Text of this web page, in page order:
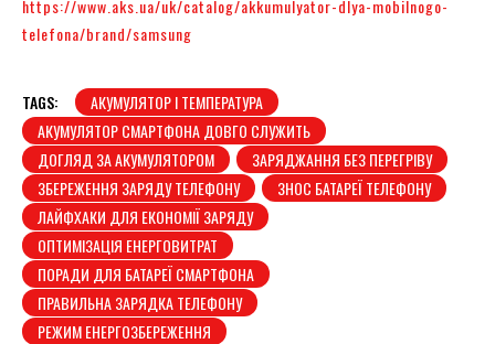
https://www.aks.ua/uk/catalog/akkumulyator-dlya-mobilnogo-
telefona/brand/samsung
TAGS:
АКУМУЛЯТОР І ТЕМПЕРАТУРА
АКУМУЛЯТОР СМАРТФОНА ДОВГО СЛУЖИТЬ
ДОГЛЯД ЗА АКУМУЛЯТОРОМ
ЗАРЯДЖАННЯ БЕЗ ПЕРЕГРІВУ
ЗБЕРЕЖЕННЯ ЗАРЯДУ ТЕЛЕФОНУ
ЗНОС БАТАРЕЇ ТЕЛЕФОНУ
ЛАЙФХАКИ ДЛЯ ЕКОНОМІЇ ЗАРЯДУ
ОПТИМІЗАЦІЯ ЕНЕРГОВИТРАТ
ПОРАДИ ДЛЯ БАТАРЕЇ СМАРТФОНА
ПРАВИЛЬНА ЗАРЯДКА ТЕЛЕФОНУ
РЕЖИМ ЕНЕРГОЗБЕРЕЖЕННЯ